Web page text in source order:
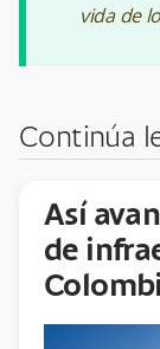
vida de
Continúa
Así
de